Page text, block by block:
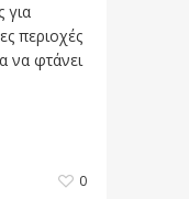
για
περιοχές
να φτάνει
0